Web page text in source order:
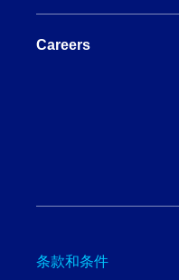
Careers
条款和条件